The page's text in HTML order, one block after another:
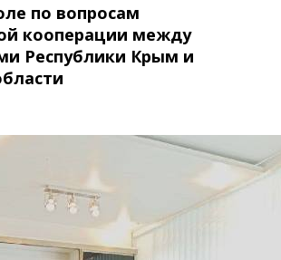
по вопросам
кооперации между
Республики Крым и